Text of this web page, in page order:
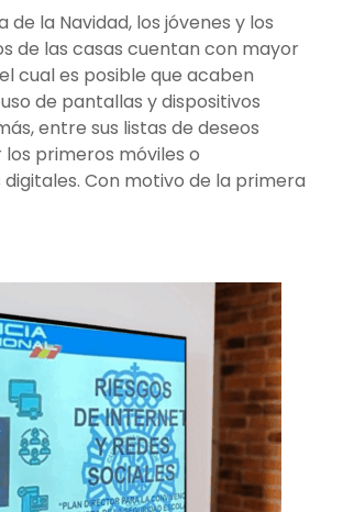
de la Navidad, los jóvenes y los
de las casas cuentan con mayor
cual es posible que acaben
de pantallas y dispositivos
entre sus listas de deseos
primeros móviles o
Con motivo de la primera